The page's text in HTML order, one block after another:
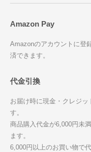
Amazon Pay
Amazonのアカウントに登
済できます。
代金引換
お届け時に現金・クレジ
す。
商品購入代金が6,000円未
ます。
6,000円以上のお買い物で